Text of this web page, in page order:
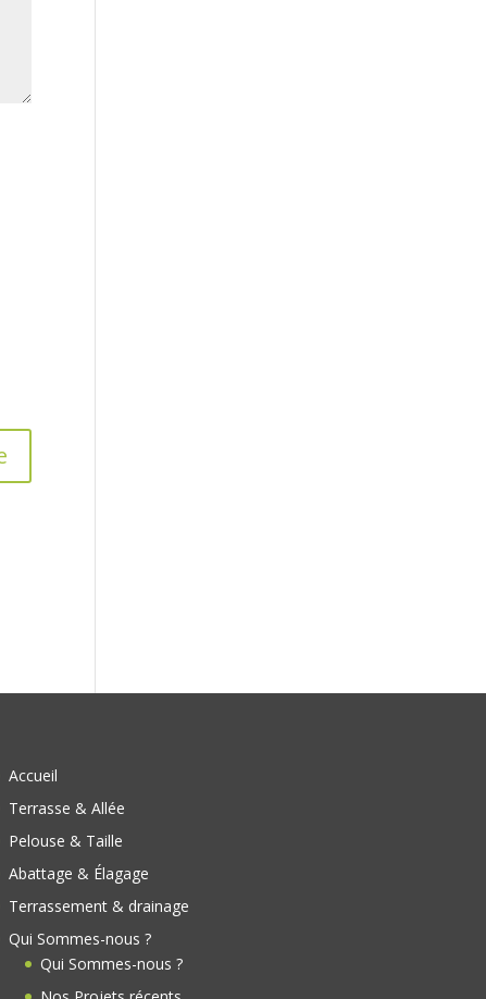
Accueil
Terrasse & Allée
Pelouse & Taille
Abattage & Élagage
Terrassement & drainage
Qui Sommes-nous ?
Qui Sommes-nous ?